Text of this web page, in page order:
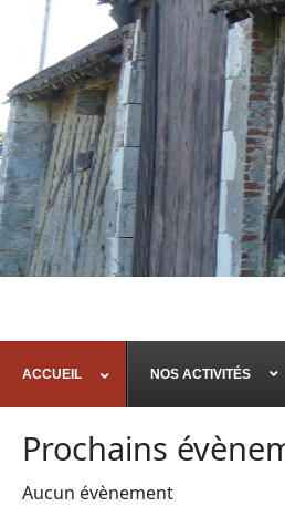
ACCUEIL NOS ACTIVITÉS
Prochains
Aucun évènement